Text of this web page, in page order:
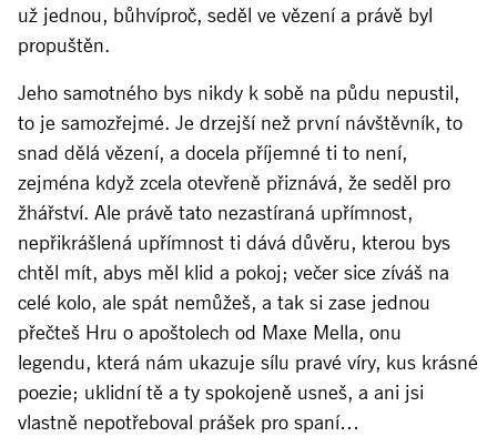
už jednou, bůhvíproč, seděl ve vězení a právě byl
propuštěn.
Jeho samotného bys nikdy k sobě na půdu nepustil,
to je samozřejmé. Je drzejší než první návštěvník, to
snad dělá vězení, a docela příjemné ti to není,
zejména když zcela otevřeně přiznává, že seděl pro
žhářství. Ale právě tato nezastíraná upřímnost,
nepřikrášlená upřímnost ti dává důvěru, kterou bys
chtěl mít, abys měl klid a pokoj; večer sice zíváš na
celé kolo, ale spát nemůžeš, a tak si zase jednou
přečteš Hru o apoštolech od Maxe Mella, onu
legendu, která nám ukazuje sílu pravé víry, kus krásné
poezie; uklidní tě a ty spokojeně usneš, a ani jsi
vlastně nepotřeboval prášek pro spaní…